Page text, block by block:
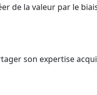
de la valeur par le
son expertise